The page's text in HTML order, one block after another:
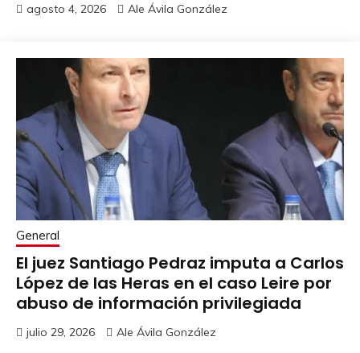
agosto 4, 2026 Ale Ávila González
General
El juez Santiago Pedraz imputa a Carlos
López de las Heras en el caso Leire por
abuso de información privilegiada
julio 29, 2026 Ale Ávila González